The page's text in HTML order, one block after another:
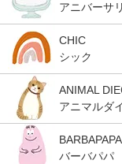
アニバーサ
CHIC
シック
ANIMAL
アニマルダ
BARBAPAPA
バーバパパ